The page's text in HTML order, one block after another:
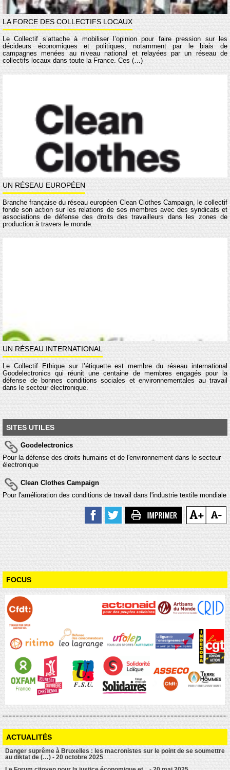
LA FORCE DES COLLECTIFS LOCAUX
Le Collectif s’attache à mobiliser l’opinion pour faire pression sur les
décideurs économiques et politiques, notamment par le biais de
campagnes menées au niveau national et relayées par un réseau de
collectifs locaux dans toute la France. Ces (…)
UN RÉSEAU EUROPÉEN
Branche française du réseau européen Clean Clothes Campaign, le collectif
fonde son action sur les relations de ses membres avec des syndicats et
associations de défense des droits des travailleurs dans les zones de
production à travers le monde.
UN RÉSEAU INTERNATIONAL
Le Collectif Éthique sur l’étiquette est membre du réseau international
Goodelectronics qui réunit une centaine de membres engagés pour la
défense de bonnes conditions sociales et environnementales au travail
dans le secteur électronique.
SITES UTILES
Goodelectronics
Pour la défense des droits humains et de l'environnement dans le secteur
électronique
Clean Clothes Campaign
Pour l'amélioration des conditions de travail dans l'industrie textile mondiale
FOCUS
ACTUALITÉS
Danger suprême à Bruxelles : les macronistes sur le point de se soumettre
au diktat de (…) - 20 octobre 2025